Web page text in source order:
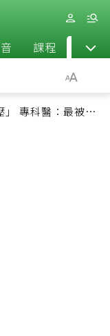
課程 退休
」 專科醫：最被忽